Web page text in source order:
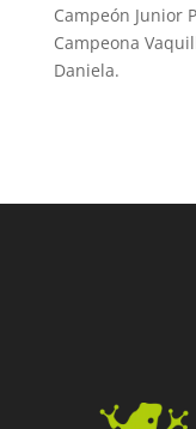
Campeón Junior
Campeona
Daniela.